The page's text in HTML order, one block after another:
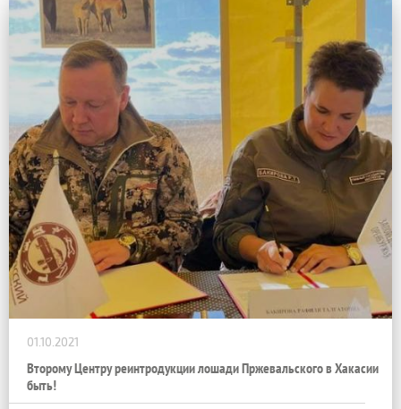
01.10.2021
Второму Центру реинтродукции лошади Пржевальского в Хакасии
быть!